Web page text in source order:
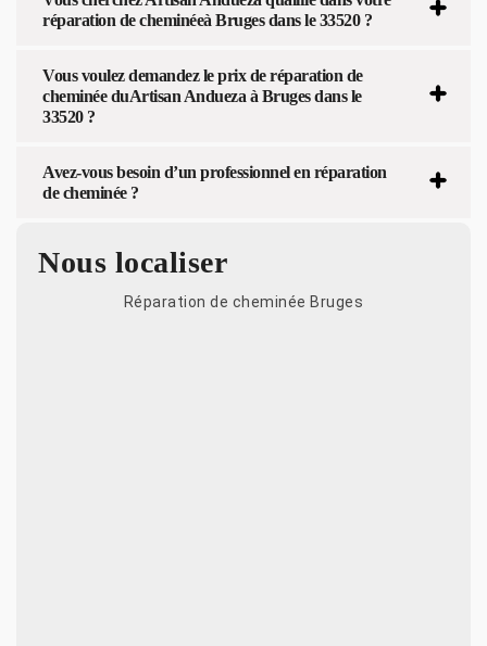
réparation de cheminéeà Bruges dans le 33520 ?
Vous voulez demandez le prix de réparation de
cheminée duArtisan Andueza à Bruges dans le
33520 ?
Avez-vous besoin d’un professionnel en réparation
de cheminée ?
Nous localiser
Réparation de cheminée Bruges